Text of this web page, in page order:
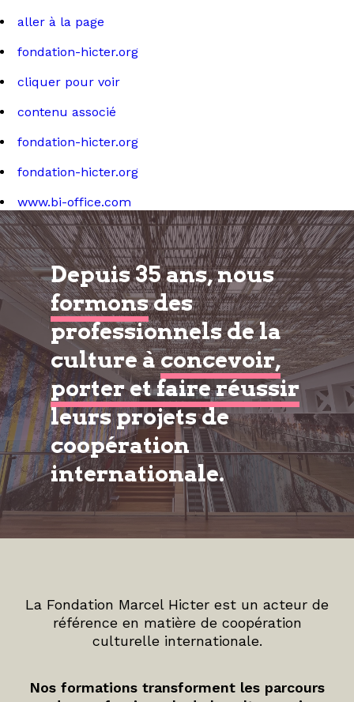
aller à la page
fondation-hicter.org
cliquer pour voir
contenu associé
fondation-hicter.org
fondation-hicter.org
www.bi-office.com
Depuis 35 ans, nous
formonsdes
professionnels de la
culture àconcevoir,
porter et faire réussir
leurs projets de
coopération
internationale.
La Fondation Marcel Hicter est un acteur de
référence en matière de coopération
culturelle internationale.
Nos formations transforment les parcours